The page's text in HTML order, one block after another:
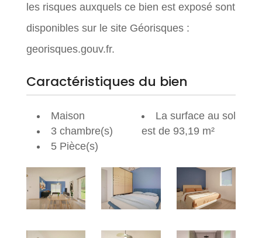
les risques auxquels ce bien est exposé sont
disponibles sur le site Géorisques :
georisques.gouv.fr.
Caractéristiques du bien
Maison
3 chambre(s)
5 Pièce(s)
La surface au sol
est de 93,19 m²